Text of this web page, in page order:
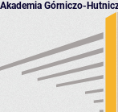
Akademia Górniczo-